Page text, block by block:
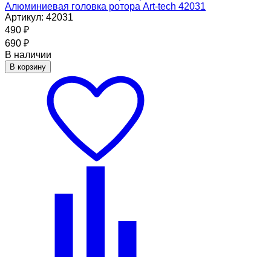
Алюминиевая головка ротора Art-tech 42031
Артикул: 42031
490 ₽
690 ₽
В наличии
В корзину